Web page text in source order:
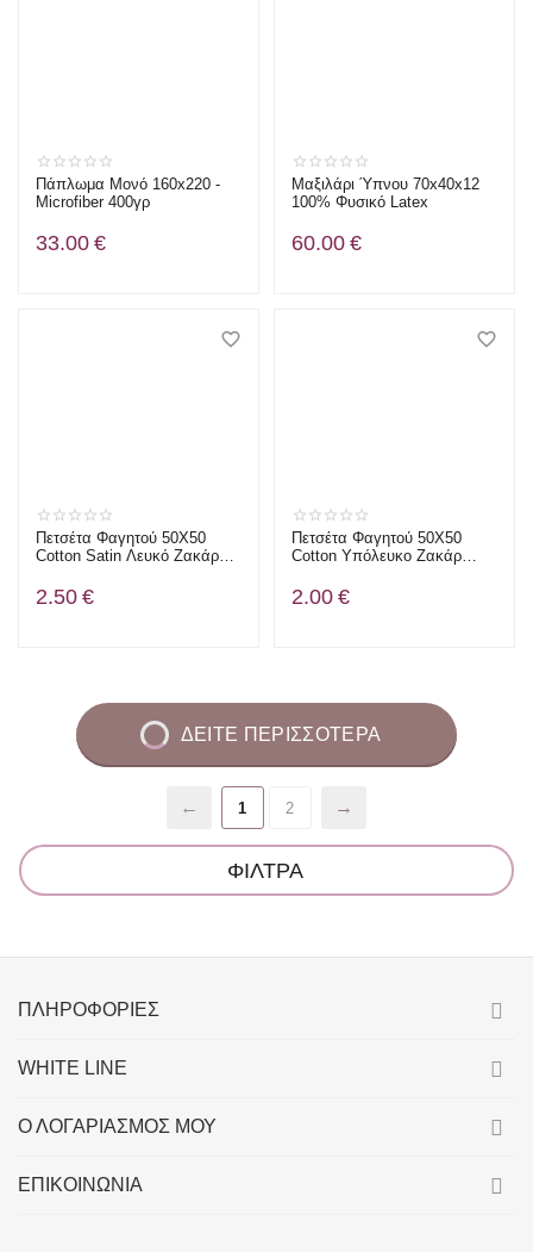
Πάπλωμα Μονό 160x220 -
Microfiber 400γρ
33.00 €
Μαξιλάρι Ύπνου 70x40x12
100% Φυσικό Latex
60.00 €
Πετσέτα Φαγητού 50Χ50
Cotton Satin Λευκό Ζακάρ
2.50 €
Πετσέτα Φαγητού 50Χ50
Cotton Υπόλευκο Ζακάρ
2.00 €
ΔΕΙΤΕ ΠΕΡΙΣΣΟΤΕΡΑ
1 2
ΦΙΛΤΡΑ
ΠΛΗΡΟΦΟΡΊΕΣ
WHITE LINE
Ο ΛΟΓΑΡΙΑΣΜΌΣ ΜΟΥ
ΕΠΙΚΟΙΝΩΝΙΑ